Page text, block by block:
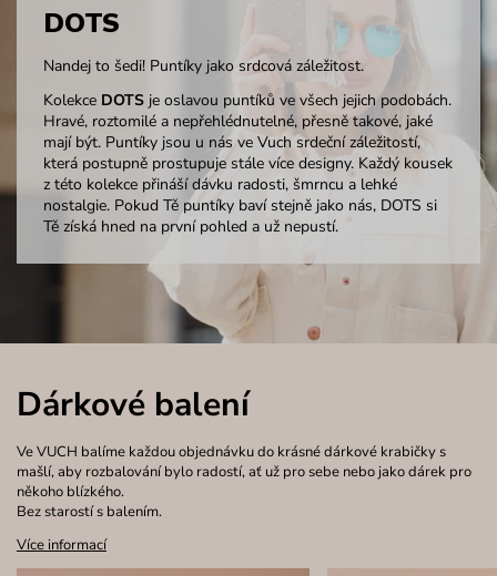
DOTS
Nandej to šedi! Puntíky jako srdcová záležitost.
Kolekce DOTS je oslavou puntíků ve všech jejich podobách.
Hravé, roztomilé a nepřehlédnutelné, přesně takové, jaké
mají být. Puntíky jsou u nás ve Vuch srdeční záležitostí,
která postupně prostupuje stále více designy. Každý kousek
z této kolekce přináší dávku radosti, šmrncu a lehké
nostalgie. Pokud Tě puntíky baví stejně jako nás, DOTS si
Tě získá hned na první pohled a už nepustí.
Dárkové balení
Ve VUCH balíme každou objednávku do krásné dárkové krabičky s
mašlí, aby rozbalování bylo radostí, ať už pro sebe nebo jako dárek pro
někoho blízkého.
Bez starostí s balením.
Více informací